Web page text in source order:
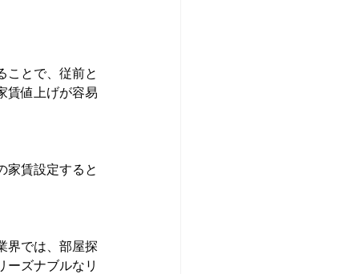
ことで、従前と
賃値上げが容易
家賃設定すると
界では、部屋探
ーズナブルなリ